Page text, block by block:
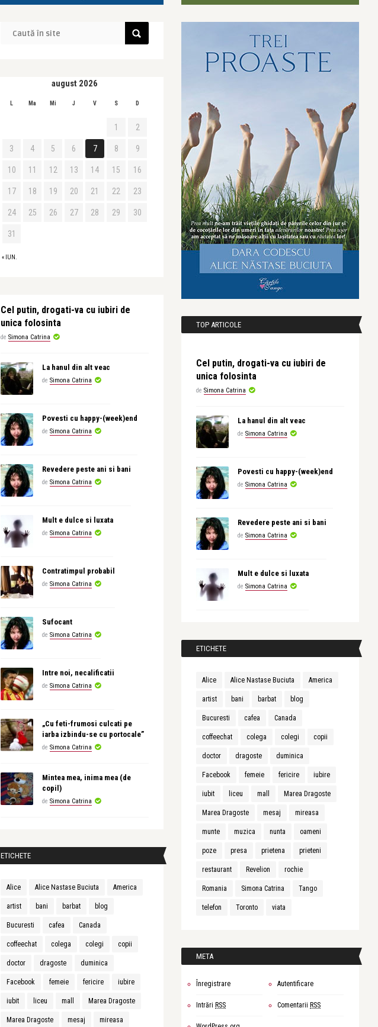
august 2026
L Ma Mi J V S D
« IUN.
1 2
3 4 5 6 7 8 9
10 11 12 13 14 15 16
17 18 19 20 21 22 23
24 25 26 27 28 29 30
31
Cel putin, drogati-va cu iubiri de
unica folosinta
de Simona Catrina
La hanul din alt veac
de Simona Catrina
Povesti cu happy-(week)end
de Simona Catrina
Revedere peste ani si bani
de Simona Catrina
Mult e dulce si luxata
de Simona Catrina
Contratimpul probabil
de Simona Catrina
Sufocant
de Simona Catrina
Intre noi, necalificatii
de Simona Catrina
„Cu feti-frumosi culcati pe
iarba izbindu-se cu portocale”
de Simona Catrina
Mintea mea, inima mea (de
copil)
de Simona Catrina
ETICHETE
Alice Alice Nastase Buciuta America
artist bani barbat blog
Bucuresti cafea Canada
coffeechat colega colegi copii
doctor dragoste duminica
Facebook femeie fericire iubire
iubit liceu mall Marea Dragoste
Marea Dragoste mesaj mireasa
TOP ARTICOLE
Cel putin, drogati-va cu iubiri de
unica folosinta
de Simona Catrina
La hanul din alt veac
de Simona Catrina
Povesti cu happy-(week)end
de Simona Catrina
Revedere peste ani si bani
de Simona Catrina
Mult e dulce si luxata
de Simona Catrina
ETICHETE
Alice Alice Nastase Buciuta America
artist bani barbat blog
Bucuresti cafea Canada
coffeechat colega colegi copii
doctor dragoste duminica
Facebook femeie fericire iubire
iubit liceu mall Marea Dragoste
Marea Dragoste mesaj mireasa
munte muzica nunta oameni
poze presa prietena prieteni
restaurant Revelion rochie
Romania Simona Catrina Tango
telefon Toronto viata
META
Înregistrare Autentificare
Intrări RSS Comentarii RSS